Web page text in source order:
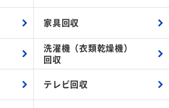
家具回収
洗濯機（衣類乾燥機）
回収
テレビ回収